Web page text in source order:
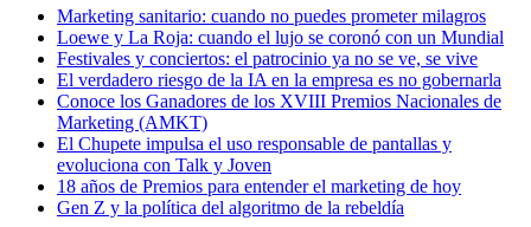
Marketing sanitario: cuando no puedes prometer milagros
Loewe y La Roja: cuando el lujo se coronó con un Mundial
Festivales y conciertos: el patrocinio ya no se ve, se vive
El verdadero riesgo de la IA en la empresa es no gobernarla
Conoce los Ganadores de los XVIII Premios Nacionales de
Marketing (AMKT)
El Chupete impulsa el uso responsable de pantallas y
evoluciona con Talk y Joven
18 años de Premios para entender el marketing de hoy
Gen Z y la política del algoritmo de la rebeldía